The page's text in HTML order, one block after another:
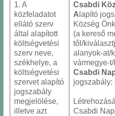
1. A
közfeladatot
ellátó szerv
által alapított
költségvetési
szerv neve,
székhelye, a
költségvetési
szervet alapító
jogszabály
megjelölése,
illetve azt
Csabdi
A lapító
Község
(a kereső
től/
alanyok-at/
vármegye-
Csabdi
jogszabály:
Csabdi